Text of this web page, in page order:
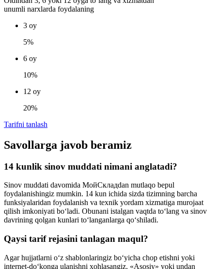
unumli narxlarda foydalaning
3 oy
5%
6 oy
10%
12 oy
20%
Tarifni tanlash
Savollarga javob beramiz
14 kunlik sinov muddati nimani anglatadi?
Sinov muddati davomida МойСкладdan mutlaqo bepul
foydalanishingiz mumkin. 14 kun ichida sizda tizimning barcha
funksiyalaridan foydalanish va texnik yordam xizmatiga murojaat
qilish imkoniyati bo‘ladi. Obunani istalgan vaqtda to‘lang va sinov
davrining qolgan kunlari to‘langanlarga qo‘shiladi.
Qaysi tarif rejasini tanlagan maqul?
Agar hujjatlarni o‘z shablonlaringiz bo‘yicha chop etishni yoki
internet-do‘konga ulanishni xohlasangiz, «Asosiy» yoki undan